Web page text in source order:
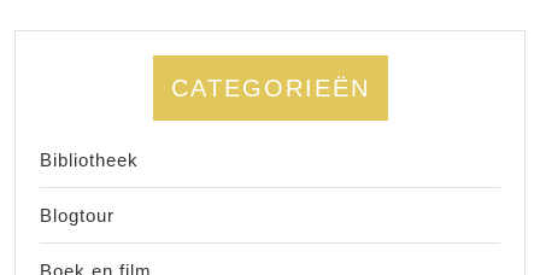
CATEGORIEËN
Bibliotheek
Blogtour
Boek en film